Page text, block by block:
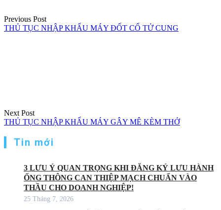
Previous Post
THỦ TỤC NHẬP KHẨU MÁY ĐỐT CỔ TỬ CUNG
Next Post
THỦ TỤC NHẬP KHẨU MÁY GÂY MÊ KÈM THỞ
Tin mới
3 LƯU Ý QUAN TRỌNG KHI ĐĂNG KÝ LƯU HÀNH
ỐNG THÔNG CAN THIỆP MẠCH CHUẨN VÀO
THẦU CHO DOANH NGHIỆP!
25 Tháng 7, 2026